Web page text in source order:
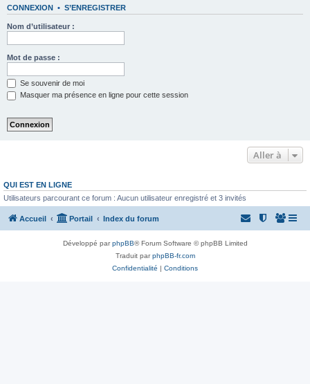
CONNEXION • S’ENREGISTRER
Nom d’utilisateur :
Mot de passe :
Se souvenir de moi
Masquer ma présence en ligne pour cette session
Aller à
QUI EST EN LIGNE
Utilisateurs parcourant ce forum : Aucun utilisateur enregistré et 3 invités
Accueil Portail Index du forum
Développé parphpBB® Forum Software © phpBB Limited
Traduit parphpBB-fr.com
Confidentialité | Conditions